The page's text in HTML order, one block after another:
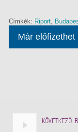
Címkék: Riport,
Már
KÖVETKEZŐ: